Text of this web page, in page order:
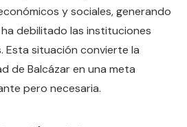
y sociales, generando
debilitado las instituciones
Esta situación convierte la
de Balcázar en una meta
pero necesaria.